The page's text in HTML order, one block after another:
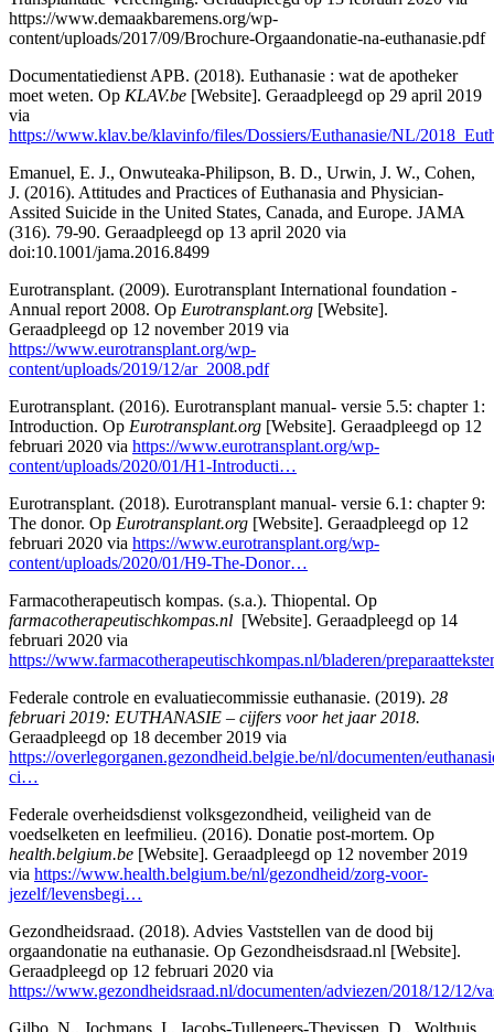
https://www.demaakbaremens.org/wp-
content/uploads/2017/09/Brochure-Orgaandonatie-na-euthanasie.pdf
Documentatiedienst APB. (2018). Euthanasie : wat de apotheker
moet weten. Op KLAV.be [Website]. Geraadpleegd op 29 april 2019
via
https://www.klav.be/klavinfo/files/Dossiers/Euthanasie/NL/
Emanuel, E. J., Onwuteaka-Philipson, B. D., Urwin, J. W., Cohen,
J. (2016). Attitudes and Practices of Euthanasia and Physician-
Assited Suicide in the United States, Canada, and Europe. JAMA
(316). 79-90. Geraadpleegd op 13 april 2020 via
doi:10.1001/jama.2016.8499
Eurotransplant. (2009). Eurotransplant International foundation -
Annual report 2008. Op Eurotransplant.org [Website].
Geraadpleegd op 12 november 2019 via
https://www.eurotransplant.org/wp-
content/uploads/2019/12/ar_2008.pdf
Eurotransplant. (2016). Eurotransplant manual- versie 5.5: chapter 1:
Introduction. Op Eurotransplant.org [Website]. Geraadpleegd op 12
februari 2020 via https://www.eurotransplant.org/wp-
content/uploads/2020/01/H1-Introducti…
Eurotransplant. (2018). Eurotransplant manual- versie 6.1: chapter 9:
The donor. Op Eurotransplant.org [Website]. Geraadpleegd op 12
februari 2020 via https://www.eurotransplant.org/wp-
content/uploads/2020/01/H9-The-Donor…
Farmacotherapeutisch kompas. (s.a.). Thiopental. Op
farmacotherapeutischkompas.nl [Website]. Geraadpleegd op 14
februari 2020 via
https://www.farmacotherapeutischkompas.nl/bladeren/
Federale controle en evaluatiecommissie euthanasie. (2019). 28
februari 2019: EUTHANASIE – cijfers voor het jaar 2018.
Geraadpleegd op 18 december 2019 via
https://overlegorganen.gezondheid.belgie.be/nl/documenten/
ci…
Federale overheidsdienst volksgezondheid, veiligheid van de
voedselketen en leefmilieu. (2016). Donatie post-mortem. Op
health.belgium.be [Website]. Geraadpleegd op 12 november 2019
via https://www.health.belgium.be/nl/gezondheid/zorg-voor-
jezelf/levensbegi…
Gezondheidsraad. (2018). Advies Vaststellen van de dood bij
orgaandonatie na euthanasie. Op Gezondheisdsraad.nl [Website].
Geraadpleegd op 12 februari 2020 via
https://www.gezondheidsraad.nl/documenten/adviezen/2018/12/12/